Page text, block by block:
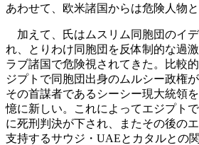
あわせて、欧米諸国からは危険人物と
加えて、氏はムスリム同胞団のイ
れ、とりわけ同胞団を反体制的な過
ラブ諸国で危険視されてきた。比較
ジプトで同胞団出身のムルシー政権
その首謀者であるシーシー現大統領
憶に新しい。これによってエジプト
に死刑判決が下され、またその後の
支持するサウジ・UAEとカタルとの